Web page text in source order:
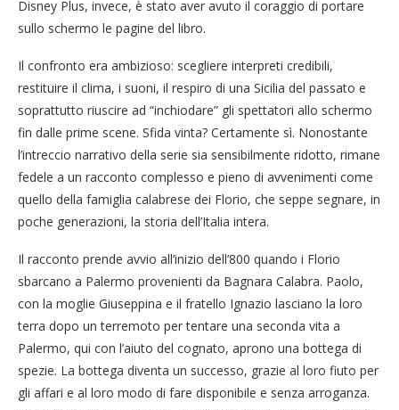
Disney Plus, invece, è stato aver avuto il coraggio di portare
sullo schermo le pagine del libro.
Il confronto era ambizioso: scegliere interpreti credibili,
restituire il clima, i suoni, il respiro di una Sicilia del passato e
soprattutto riuscire ad “inchiodare” gli spettatori allo schermo
fin dalle prime scene. Sfida vinta? Certamente sì. Nonostante
l’intreccio narrativo della serie sia sensibilmente ridotto, rimane
fedele a un racconto complesso e pieno di avvenimenti come
quello della famiglia calabrese dei Florio, che seppe segnare, in
poche generazioni, la storia dell’Italia intera.
Il racconto prende avvio all’inizio dell’800 quando i Florio
sbarcano a Palermo provenienti da Bagnara Calabra. Paolo,
con la moglie Giuseppina e il fratello Ignazio lasciano la loro
terra dopo un terremoto per tentare una seconda vita a
Palermo, qui con l’aiuto del cognato, aprono una bottega di
spezie. La bottega diventa un successo, grazie al loro fiuto per
gli affari e al loro modo di fare disponibile e senza arroganza.